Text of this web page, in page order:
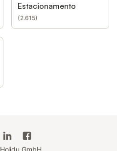
Estacionamento
(2.615)
Holidu GmbH